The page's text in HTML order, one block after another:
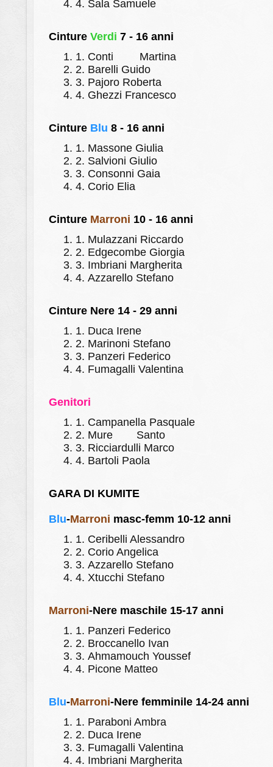
4. Sala Samuele
Cinture Verdi 7 - 16 anni
1. Conti
Martina
2. Barelli Guido
3. Pajoro Roberta
4. Ghezzi Francesco
Cinture Blu 8 - 16 anni
1. Massone Giulia
2. Salvioni Giulio
3. Consonni Gaia
4. Corio Elia
Cinture Marroni 10 - 16 anni
1. Mulazzani Riccardo
2. Edgecombe Giorgia
3. Imbriani Margherita
4. Azzarello Stefano
Cinture Nere 14 - 29 anni
1. Duca Irene
2. Marinoni Stefano
3. Panzeri Federico
4. Fumagalli Valentina
Genitori
1. Campanella Pasquale
2. Mure
Santo
3. Ricciardulli Marco
4. Bartoli Paola
GARA DI KUMITE
Blu-Marroni masc-femm 10-12 anni
1. Ceribelli Alessandro
2. Corio Angelica
3. Azzarello Stefano
4. Xtucchi Stefano
Marroni-Nere maschile 15-17 anni
1. Panzeri Federico
2. Broccanello Ivan
3. Ahmamouch Youssef
4. Picone Matteo
Blu-Marroni-Nere femminile 14-24 anni
1. Paraboni Ambra
2. Duca Irene
3. Fumagalli Valentina
4. Imbriani Margherita